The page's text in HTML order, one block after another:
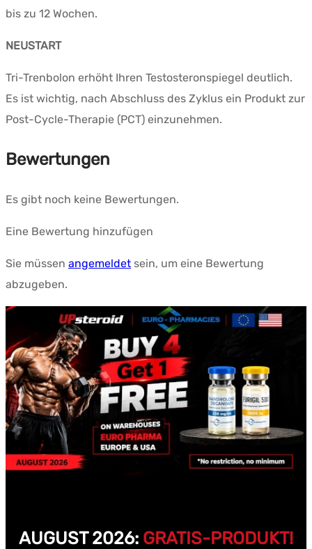
bis zu 12 Wochen.
NEUSTART
Tri-Trenbolon erhöht Ihren Testosteronspiegel deutlich.
Es ist wichtig, nach Abschluss des Zyklus ein Produkt zur
Post-Cycle-Therapie (PCT) einzunehmen.
Bewertungen
Es gibt noch keine Bewertungen.
Eine Bewertung hinzufügen
Sie müssen angemeldet sein, um eine Bewertung
abzugeben.
AUGUST 2026: GRATIS-PRODUKT!